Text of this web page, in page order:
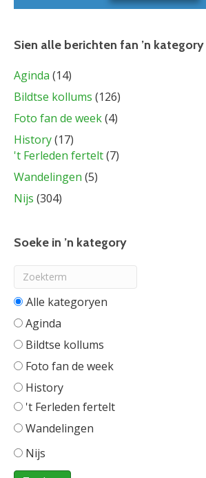
Sien alle berichten fan ’n kategory
Aginda (14)
Bildtse kollums (126)
Foto fan de week(4)
History(17)
't Ferleden fertelt(7)
Wandelingen (5)
Nijs (304)
Soeke in ’n kategory
Alle categorieën
Aginda
Bildtse kollums
Foto fan de week
History
't Ferleden fertelt
Wandelingen
Nijs